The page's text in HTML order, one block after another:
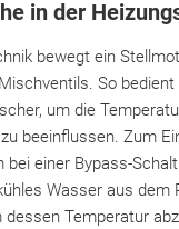
in der
bewegt ein
So bedient
um die
beeinflussen. Zum
bei einer Bypass-
Wasser aus dem
dessen Temperatur